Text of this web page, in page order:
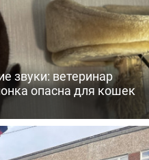
звуки: ветеринар
опасна для кошек